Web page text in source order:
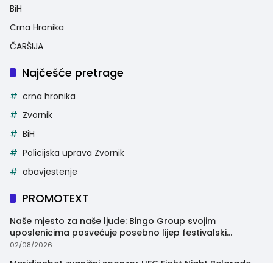
BiH
Crna Hronika
ČARŠIJA
Najčešće pretrage
crna hronika
Zvornik
BiH
Policijska uprava Zvornik
obavjestenje
PROMOTEXT
Naše mjesto za naše ljude: Bingo Group svojim
uposlenicima posvećuje posebno lijep festivalski
trenutak
02/08/2026